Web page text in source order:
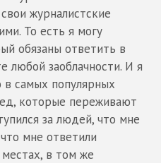
журналистские
То есть я могу
обязаны ответить в
любой заоблачности. И я
в самых популярных
которые переживают
за людей, что мне
мне ответили
в том же